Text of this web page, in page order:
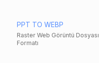
PPT TO WEBP
Raster Web Görüntü Dosyası
Formatı